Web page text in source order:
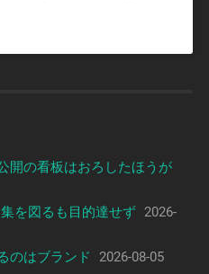
開の看板はおろしたほうが
を図るも目的達せず 2026-
のはブランド
2026-08-05